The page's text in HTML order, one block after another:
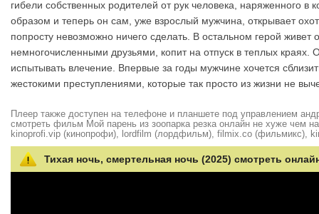
гибели собственных родителей от рук человека, наряженного
образом и теперь он сам, уже взрослый мужчина, открывает
попросту невозможно ничего сделать. В остальном герой
немногочисленными друзьями, копит на отпуск в теплых
испытывать влечение. Впервые за годы мужчине хочется
жестокими преступлениями, которые так просто из жизни не
Плеер также доступен на телефоне и планшете под управлением
смотреть фильм Мой парень из зоопарка резка онлайн не хуже чем
kinoprofi.vip (кинопрофи), lordfilm (лордфильм), filmix.co (фильмикс),
Тихая ночь, смертельная ночь (2025) смотреть